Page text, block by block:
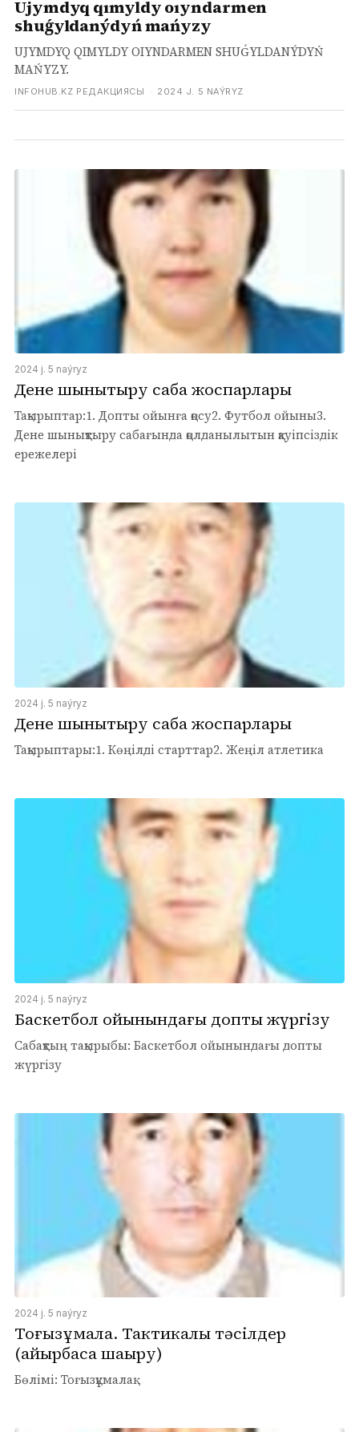
Ujymdyq qımyldy oıyndarmen
shuǵyldanýdyń mańyzy
UJYMDYQ QIMYLDY OIYNDARMEN SHUǴYLDANÝDYŃ
MAŃYZY.
INFOHUB.KZ РЕДАКЦИЯСЫ · 2024 J. 5 NAÝRYZ
2024 j. 5 naýryz
Дене шынықтыру сабақ жоспарлары
Тақырыптар:1. Допты ойынға қосу2. Футбол ойыны3.
Дене шынықтыру сабағында қолданылытын қауіпсіздік
ережелері
2024 j. 5 naýryz
Дене шынықтыру сабақ жоспарлары
Тақырыптары:1. Көңілді старттар2. Жеңіл атлетика
2024 j. 5 naýryz
Баскетбол ойынындағы допты жүргізу
Сабақтың тақырыбы: Баскетбол ойынындағы допты
жүргізу
2024 j. 5 naýryz
Тоғызқұмалақ. Тактикалық тәсілдер
(айырбасқа шақыру)
Бөлімі: Тоғызқұмалақ